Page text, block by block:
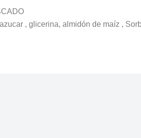
, glicerina, almidón de maíz ,